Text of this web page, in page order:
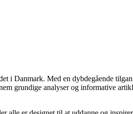
i Danmark. Med en dybdegående
grundige analyser og informative